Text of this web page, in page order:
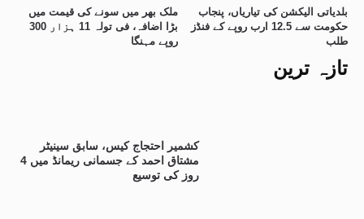
تازہ ترین
کشمیر احتجاج کیس، سابق سینیٹر
مشتاق احمد کے جسمانی ریمانڈ میں 4
روز کی توسیع
ملک بھر میں سونے کی قیمت میں
بڑا اضافہ، فی تولہ 11 ہزار 300
روپے مہنگا
بلدیاتی الیکشن کی تیاریاں، پنجاب
حکومت سے 12.5 ارب روپے کے فنڈز
طلب